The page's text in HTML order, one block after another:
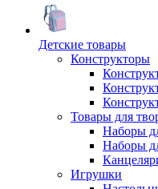
Детские товары
Конструкторы
Товары для
Наборы
Наборы
Игрушки